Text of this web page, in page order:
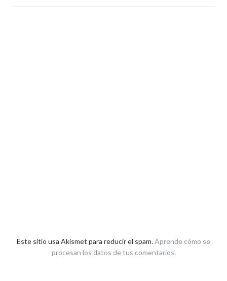
Este sitio usa Akismet para reducir el spam.Aprende cómo se
procesan los datos de tus comentarios.